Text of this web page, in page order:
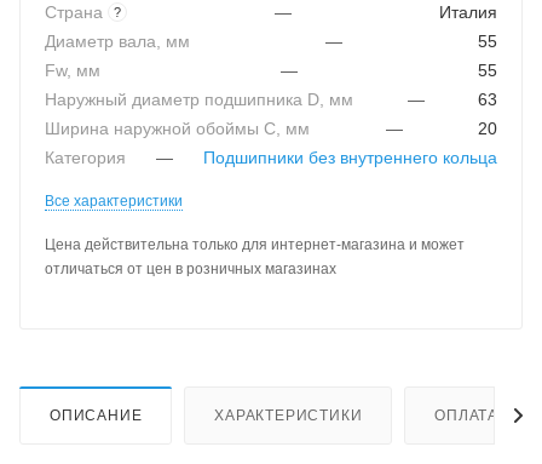
Страна
? —
Италия
Диаметр вала, мм
—
55
Fw, мм
—
55
Наружный диаметр подшипника D, мм
—
63
Ширина наружной обоймы C, мм
—
20
Категория
— Подшипники без внутреннего кольца
Все характеристики
Цена действительна только для интернет-магазина и может
отличаться от цен в розничных магазинах
ОПИСАНИЕ ХАРАКТЕРИСТИКИ ОПЛАТА